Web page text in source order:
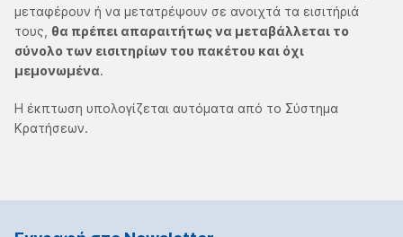
μεταφέρουν ή να μετατρέψουν σε ανοιχτά τα εισιτήριά
τους, θα πρέπει απαραιτήτως να μεταβάλλεται το
σύνολο των εισιτηρίων του πακέτου και όχι
μεμονωμένα.
Η έκπτωση υπολογίζεται αυτόματα από το Σύστημα
Κρατήσεων.